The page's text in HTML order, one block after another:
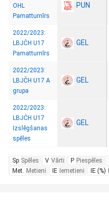
OHL
Pamatturnīrs
PUN
2022/2023:
LBJČH U17
Pamatturnīrs
GEL
2022/2023:
LBJČH U17 A
grupa
GEL
2022/2023:
LBJČH U17
Izslēgšanas
spēles
GEL
Sp Spēles V Vārti P Piespēles
Met. Metieni IE Iemetieni IE (%)